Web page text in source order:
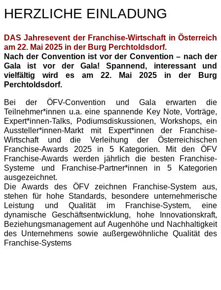
HERZLICHE EINLADUNG
DAS Jahresevent der Franchise-Wirtschaft in Österreich
am 22. Mai 2025 in der Burg Perchtoldsdorf.
Nach der Convention ist vor der Convention – nach der
Gala ist vor der Gala! Spannend, interessant und
vielfältig wird es am 22. Mai 2025 in der Burg
Perchtoldsdorf.
Bei der ÖFV-Convention und Gala erwarten die
Teilnehmer*innen u.a. eine spannende Key Note, Vorträge,
Expert*innen-Talks, Podiumsdiskussionen, Workshops, ein
Aussteller*innen-Markt mit Expert*innen der Franchise-
Wirtschaft und die Verleihung der Österreichischen
Franchise-Awards 2025 in 5 Kategorien. Mit den ÖFV
Franchise-Awards werden jährlich die besten Franchise-
Systeme und Franchise-Partner*innen in 5 Kategorien
ausgezeichnet.
Die Awards des ÖFV zeichnen Franchise-System aus,
stehen für hohe Standards, besondere unternehmerische
Leistung und Qualität im Franchise-System, eine
dynamische Geschäftsentwicklung, hohe Innovationskraft,
Beziehungsmanagement auf Augenhöhe und Nachhaltigkeit
des Unternehmens sowie außergewöhnliche Qualität des
Franchise-Systems